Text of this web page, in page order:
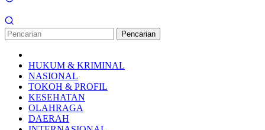
Pencarian
HUKUM & KRIMINAL
NASIONAL
TOKOH & PROFIL
KESEHATAN
OLAHRAGA
DAERAH